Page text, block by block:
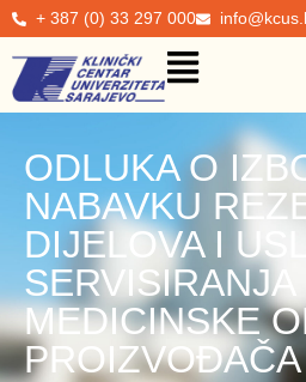
+ 387 (0) 33 297 000
ODLUKA O
NABAVKU
DIJELOVA I
SERVISIRANJA
MEDICINSKE